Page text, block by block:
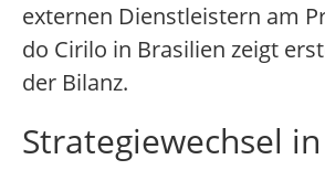
externen Dienstleistern am
do Cirilo in Brasilien zeigt
der Bilanz.
Strategiewechsel